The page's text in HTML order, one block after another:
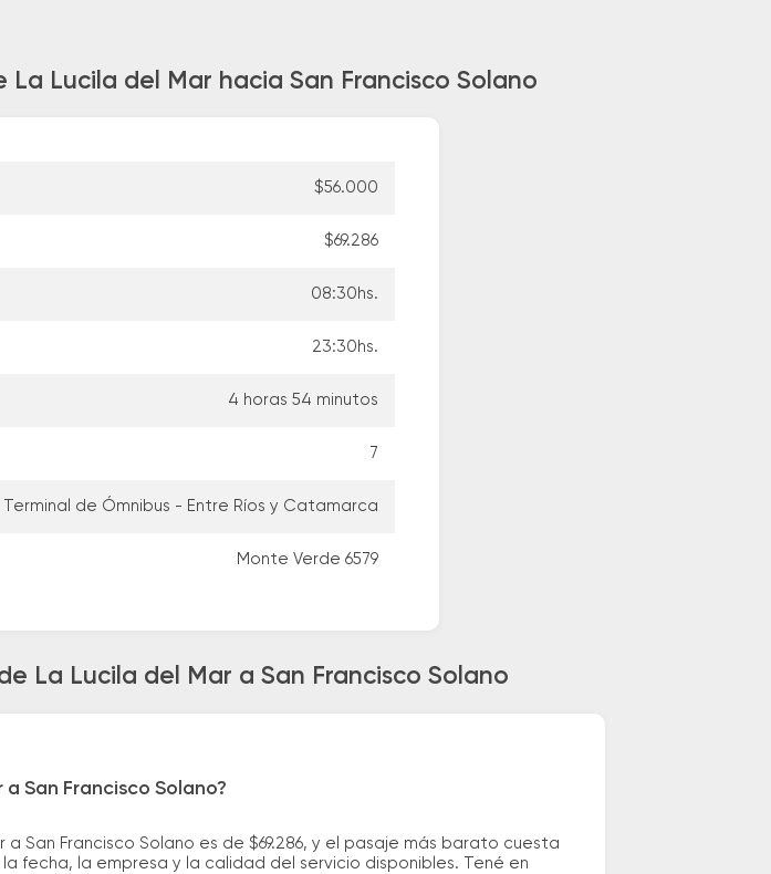
Lucila del Mar hacia San Francisco Solano
$56.000
$69.286
08:30hs.
23:30hs.
4 horas 54 minutos
7
Terminal de Ómnibus - Entre Ríos y Catamarca
Monte Verde 6579
La Lucila del Mar a San Francisco Solano
San Francisco Solano?
San Francisco Solano es de $69.286, y el pasaje más barato cuesta
fecha, la empresa y la calidad del servicio disponibles. Tené en